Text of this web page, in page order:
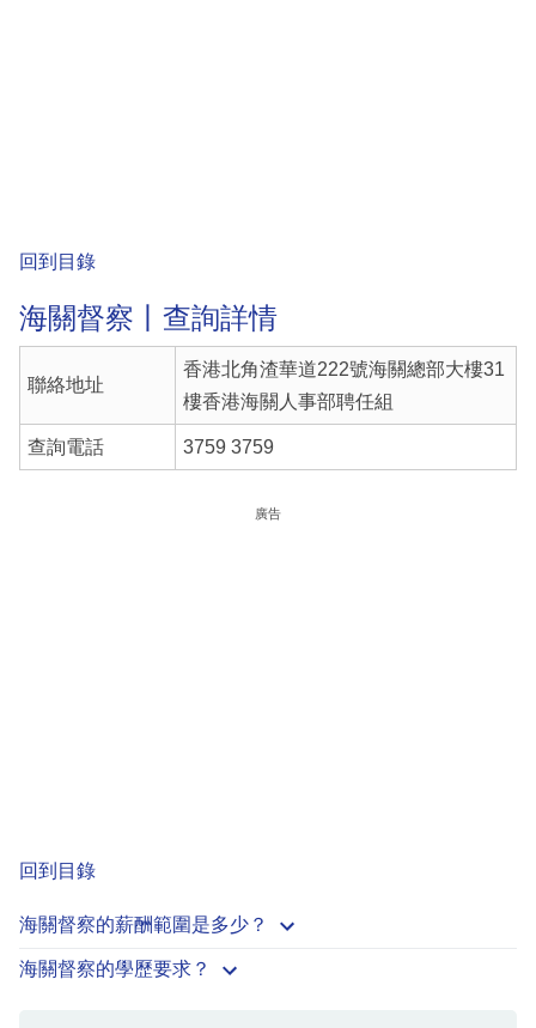
回到目錄
海關督察丨查詢詳情
聯絡地址
香港北角渣華道222號海關總部大樓31
樓香港海關人事部聘任組
查詢電話 3759 3759
廣告
回到目錄
海關督察的薪酬範圍是多少？
海關督察的學歷要求？